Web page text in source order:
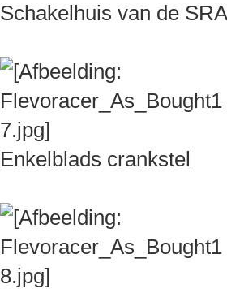
Schakelhuis van de
Enkelblads crankstel